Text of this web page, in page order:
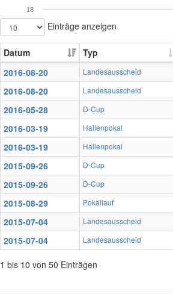
18
Einträge anzeigen
Datum
Typ
2016-08-20
Landesausscheid
2016-08-20 Landesausscheid
2016-05-28 D-Cup
2016-03-19 Hallenpokal
2016-03-19 Hallenpokal
2015-09-26 D-Cup
2015-09-26 D-Cup
2015-08-29 Pokallauf
2015-07-04 Landesausscheid
2015-07-04 Landesausscheid
1 bis 10 von 50 Einträgen